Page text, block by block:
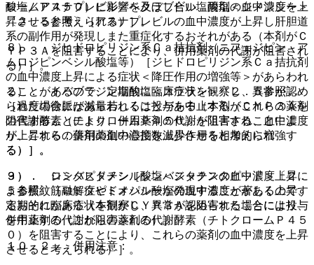
ロームＰ４５０）に影響を及ぼし合い、両剤の血中濃度を上
昇させると考えられる）］。
８）． ジヒドロピリジン系Ｃａ拮抗剤（ニフェジピン、ア
ムロジピンベシル酸塩等）［ジヒドロピリジン系Ｃａ拮抗剤
の血中濃度上昇による症状＜降圧作用の増強等＞があらわれ
ることがあるので、定期的に臨床症状を観察し、異常が認め
られた場合には減量若しくは投与を中止する（これらの薬剤
の代謝酵素（チトクロームＰ４５０）を阻害することによ
り、これらの薬剤の血中濃度を上昇させると考えられ
る）］。
９）． シンバスタチン［シンバスタチンの血中濃度上昇に
よる横紋筋融解症やミオパシーが発現することがあるので、
定期的に臨床症状を観察し、異常が認められた場合には投与
を中止する（これらの薬剤の代謝酵素（チトクロームＰ４５
０）を阻害することにより、これらの薬剤の血中濃度を上昇
させると考えられる）］。
酸塩／アスナプレビル／ベクラブビル塩酸塩＜ジメンシー＞
〔２．５参照〕［アスナプレビルの血中濃度が上昇し肝胆道
系の副作用が発現しまた重症化するおそれがある（本剤がＣ
ＹＰ３Ａを阻害することにより、併用薬剤の代謝が阻害され
る）］。
２）． イバブラジン塩酸塩＜コララン＞〔２．５参照〕
［過度の徐脈があらわれることがある（本剤がＣＹＰ３Ａを
阻害することにより、併用薬剤の代謝が阻害され、血中濃度
が上昇する；併用薬剤の心拍数減少作用を相加的に増強す
る）］。
３）． ロミタピドメシル酸塩＜ジャクスタピッド＞〔２．
５参照〕［ロミタピドメシル酸塩の血中濃度が著しく上昇す
るおそれがある（本剤がＣＹＰ３Ａを阻害することにより、
併用薬剤の代謝が阻害される）］。
１０．２． 併用注意：